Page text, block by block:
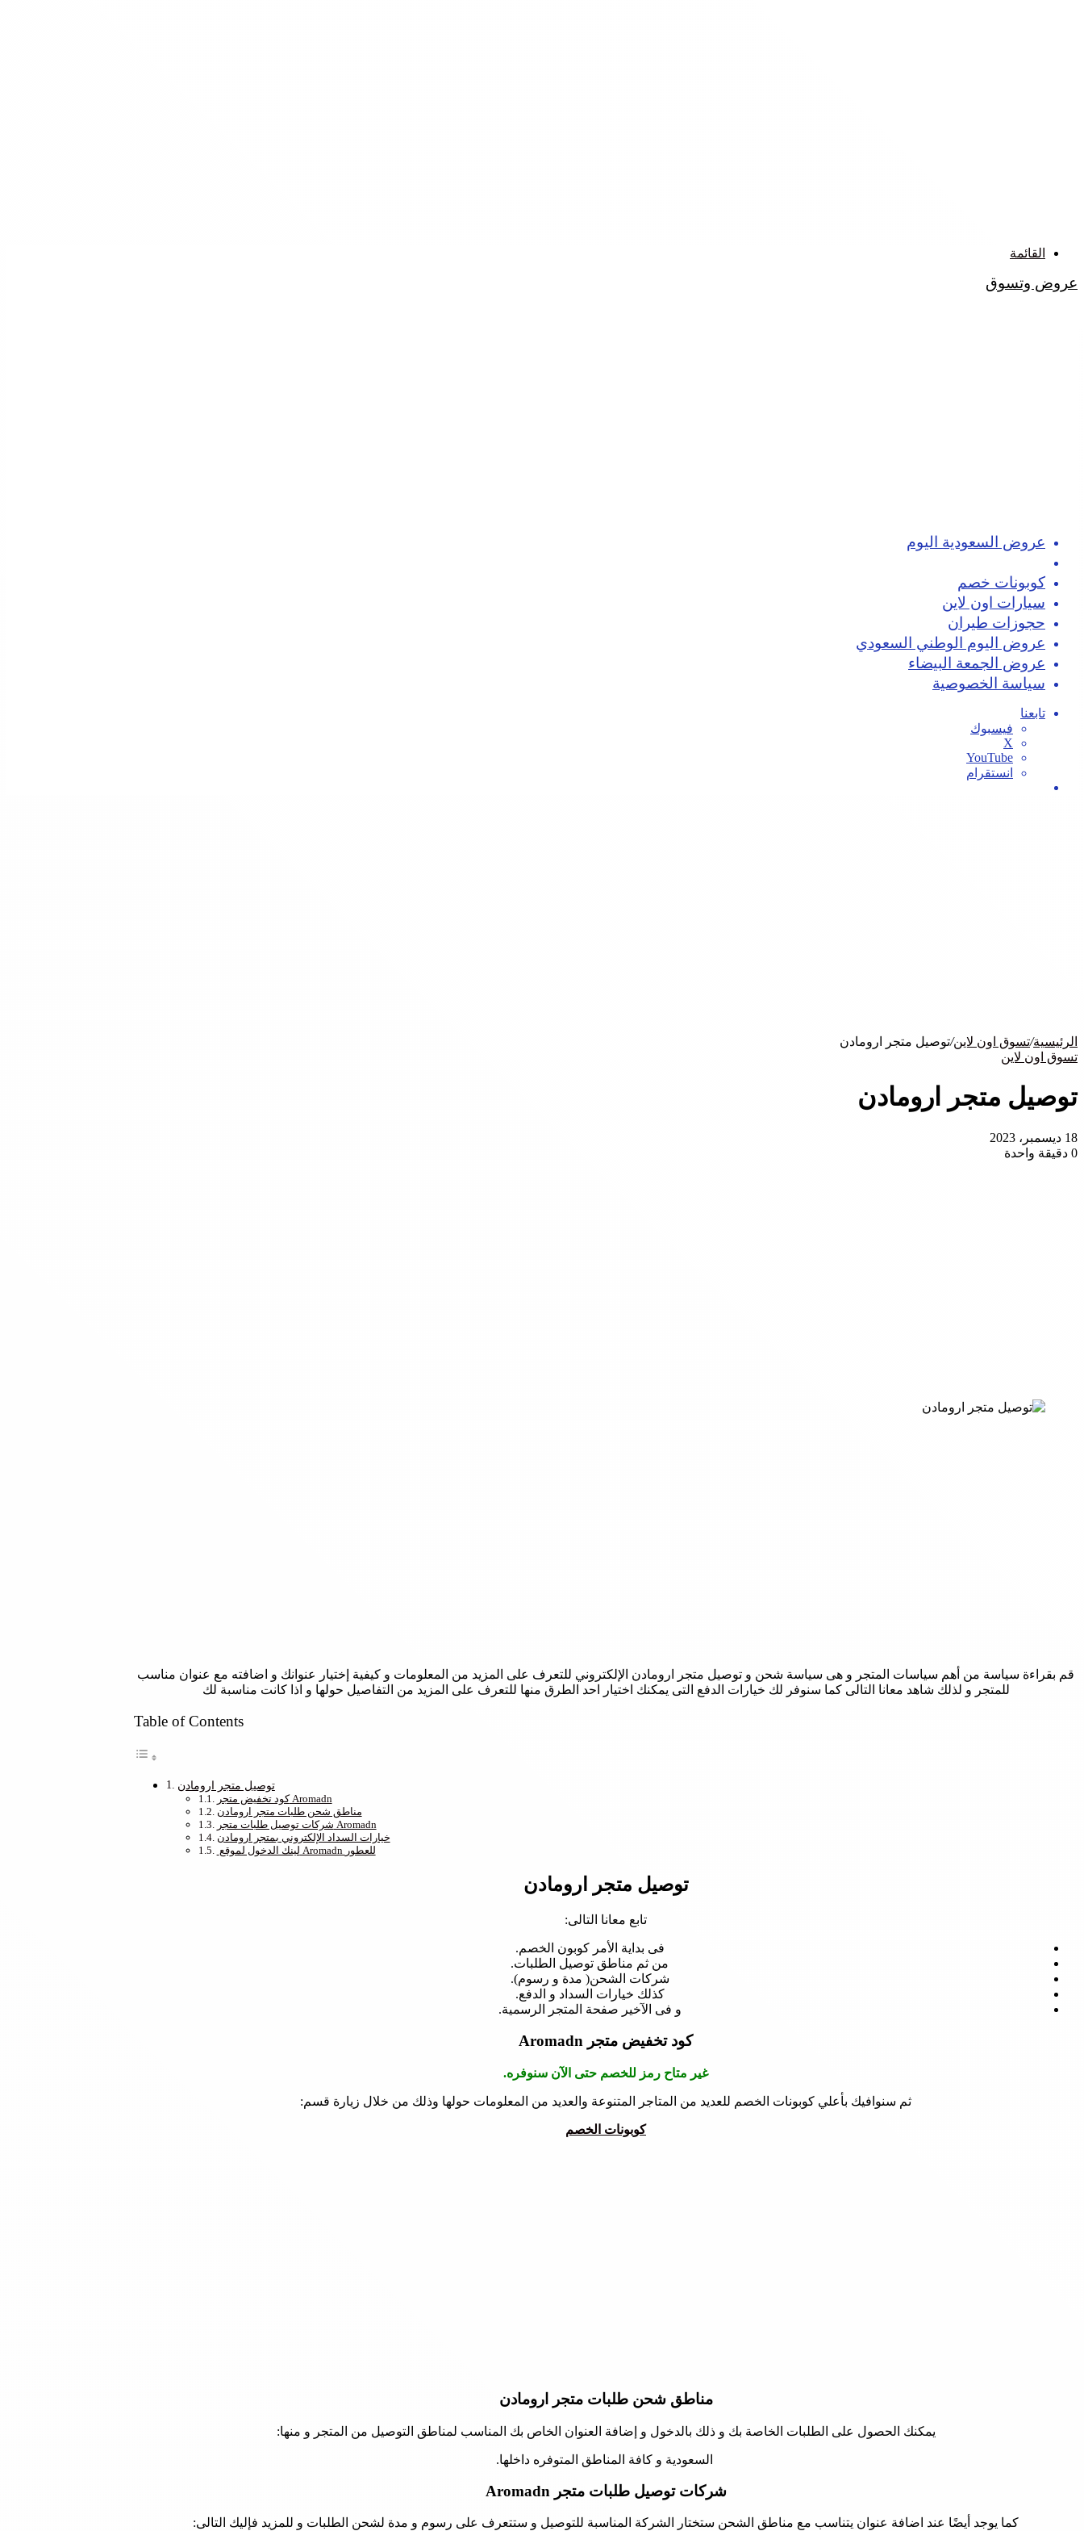
القائمة
عروض وتسوق
عروض السعودية اليوم
كوبونات خصم
سيارات اون لاين
حجوزات طيران
عروض اليوم الوطني السعودي
عروض الجمعة البيضاء
سياسة الخصوصية
تابعنا
فيسبوك
‫X
‫YouTube
انستقرام
الرئيسية/تسوق اون لاين/توصيل متجر ارومادن
تسوق اون لاين
توصيل متجر ارومادن
18 ديسمبر، 2023
0 دقيقة واحدة
قم بقراءة سياسة من أهم سياسات المتجر و هى سياسة شحن و توصيل متجر ارومادن الإلكتروني للتعرف على المزيد من المعلومات و كيفية إختيار عنوانك و اضافته مع عنوان مناسب
للمتجر و لذلك شاهد معانا التالى كما سنوفر لك خيارات الدفع التى يمكنك اختيار احد الطرق منها للتعرف على المزيد من التفاصيل حولها و اذا كانت مناسبة لك
Table of Contents
توصيل متجر ارومادن
كود تخفيض متجر Aromadn
مناطق شحن طلبات متجر ارومادن
شركات توصيل طلبات متجر Aromadn
خيارات السداد الإلكتروني بمتجر ارومادن
لينك الدخول لموقع Aromadn للعطور
توصيل متجر ارومادن
تابع معانا التالى:
فى بداية الأمر كوبون الخصم.
من ثم مناطق توصيل الطلبات.
شركات الشحن( مدة و رسوم).
كذلك خيارات السداد و الدفع.
و فى الآخير صفحة المتجر الرسمية.
كود تخفيض متجر Aromadn
غير متاح رمز للخصم حتى الآن سنوفره.
ثم سنوافيك بأعلي كوبونات الخصم للعديد من المتاجر المتنوعة والعديد من المعلومات حولها وذلك من خلال زيارة قسم:
كوبونات الخصم
مناطق شحن طلبات متجر ارومادن
يمكنك الحصول على الطلبات الخاصة بك و ذلك بالدخول و إضافة العنوان الخاص بك المناسب لمناطق التوصيل من المتجر و منها:
السعودية و كافة المناطق المتوفره داخلها.
شركات توصيل طلبات متجر Aromadn
كما يوجد أيضًا عند اضافة عنوان يتناسب مع مناطق الشحن ستختار الشركة المناسبة للتوصيل و ستتعرف على رسوم و مدة لشحن الطلبات و للمزيد فإليك التالى: